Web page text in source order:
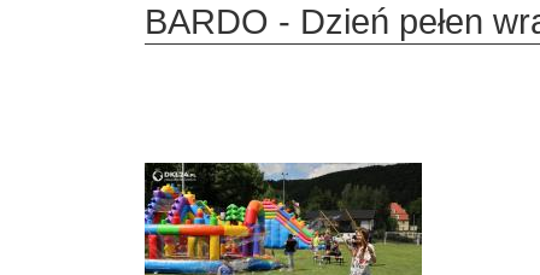
BARDO - Dzień pełen